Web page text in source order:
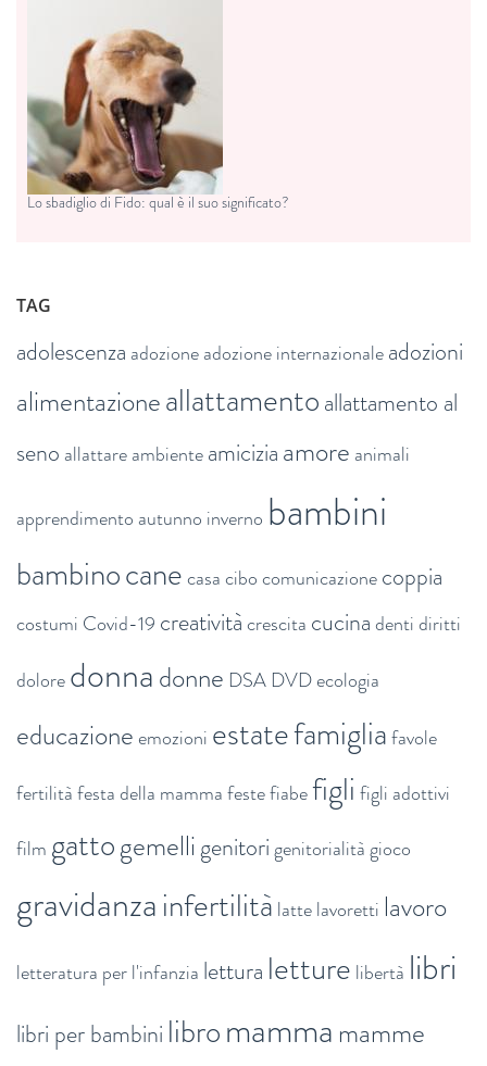
Lo sbadiglio di Fido: qual è il suo significato?
TAG
adolescenza adozioneadozione internazionaleadozioni
alimentazioneallattamentoallattamento al
seno allattareambienteamiciziaamore animali
apprendimento autunno inverno bambini
bambinocanecasacibocomunicazionecoppia
costumi Covid-19 creativitàcrescita cucinadentidiritti
doloredonnadonne DSA DVDecologia
educazioneemozioni estatefamigliafavole
fertilitàfesta della mammafestefiabefigli figli adottivi
film gattogemelligenitorigenitorialitàgioco
gravidanzainfertilità lattelavoretti lavoro
letteratura per l'infanzia lettura letture libertà libri
libri per bambini libromamma mamme